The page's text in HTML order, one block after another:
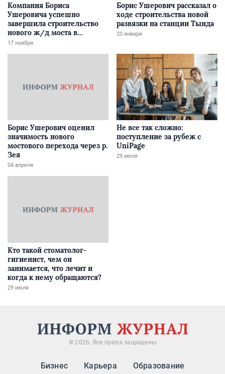
Компания Бориса
Ушеровича успешно
завершила строительство
нового ж/д моста в
Забайкалье
17 ноября
Борис Ушерович рассказал о
ходе строительства новой
развязки на станции Тында
20 января
Борис Ушерович оценил
значимость нового
мостового перехода через р.
Зея
04 апреля
Не все так сложно:
поступление за рубеж с
UniPage
29 июля
Кто такой стоматолог-
гигиенист, чем он
занимается, что лечит и
когда к нему обращаются?
29 июля
© 2026. Все права защищены
Бизнес Карьера Образование